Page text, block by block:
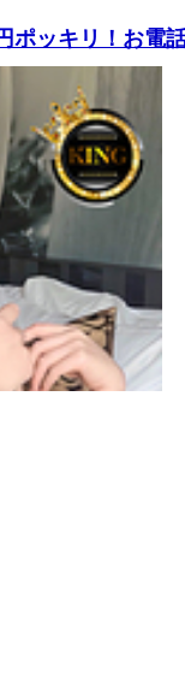
ポッキリ！お